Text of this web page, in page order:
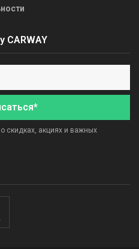
CARWAY
скидках, акциях и важных